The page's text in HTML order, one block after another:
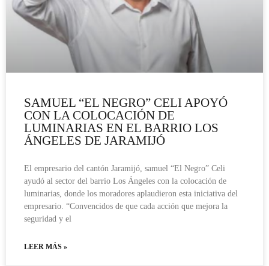
SAMUEL “EL NEGRO” CELI APOYÓ
CON LA COLOCACIÓN DE
LUMINARIAS EN EL BARRIO LOS
ÁNGELES DE JARAMIJÓ
El empresario del cantón Jaramijó, samuel “El Negro” Celi
ayudó al sector del barrio Los Ángeles con la colocación de
luminarias, donde los moradores aplaudieron esta iniciativa del
empresario. “Convencidos de que cada acción que mejora la
seguridad y el
LEER MÁS »